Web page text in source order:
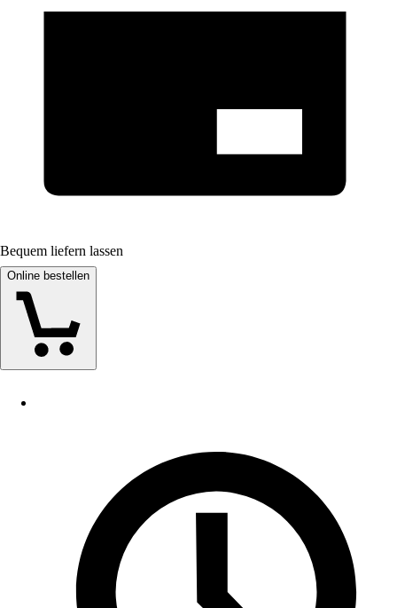
Bequem liefern lassen
Online bestellen